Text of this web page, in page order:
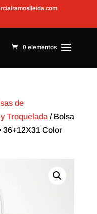
0 elementos
de
Troquelada / Bolsa
36+12X31 Color